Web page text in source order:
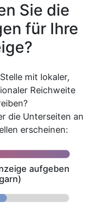
Sie die
für Ihre
mit lokaler,
Reichweite
die Unterseiten an
erscheinen:
aufgeben